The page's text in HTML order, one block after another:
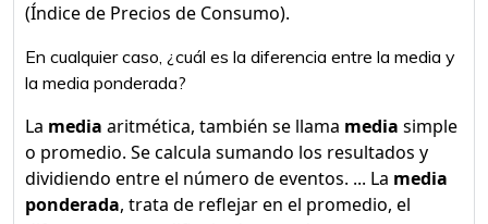
(Índice de Precios de Consumo).
En cualquier caso, ¿cuál es la diferencia entre la media y
la media ponderada?
La media aritmética, también se llama media simple
o promedio. Se calcula sumando los resultados y
dividiendo entre el número de eventos. ... La media
ponderada, trata de reflejar en el promedio, el